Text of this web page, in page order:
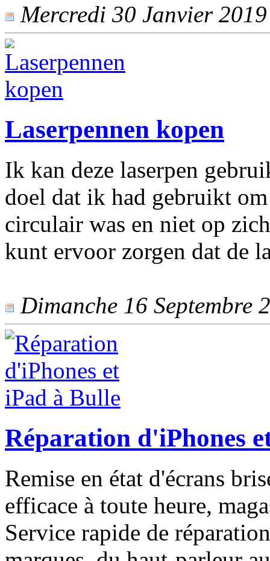
Mercredi 30 Janvier
Laserpennen kopen
Ik kan deze laserpen
doel dat ik had gebruikt
circulair was en niet op
kunt ervoor zorgen dat de
Dimanche 16 Septembre
Réparation d'iPhones
Remise en état d'écrans
efficace à toute heure,
Service rapide de